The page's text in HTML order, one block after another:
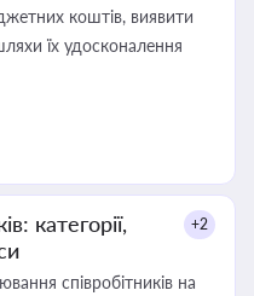
коштів, виявити
їх удосконалення
категорії,
+2
співробітників на